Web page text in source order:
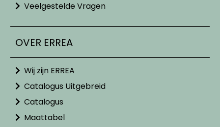
Veelgestelde Vragen
OVER ERREA
Wij zijn ERREA
Catalogus Uitgebreid
Catalogus
Maattabel